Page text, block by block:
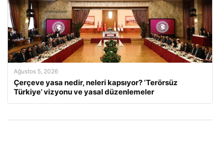
Ağustos 5, 2026
Çerçeve yasa nedir, neleri kapsıyor? ‘Terörsüz
Türkiye’ vizyonu ve yasal düzenlemeler